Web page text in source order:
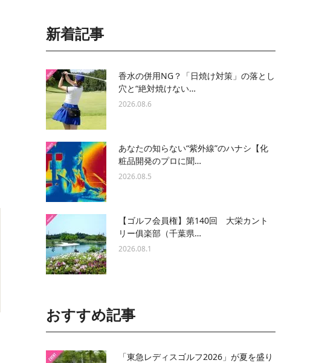
新着記事
香水の併用NG？「日焼け対策」の落とし
穴と“絶対焼けない…
2026.08.6
あなたの知らない“紫外線”のハナシ【化
粧品開発のプロに聞…
2026.08.5
【ゴルフ会員権】第140回 大栄カント
リー俱楽部（千葉県…
2026.08.1
おすすめ記事
「東急レディスゴルフ2026」が夏を盛り